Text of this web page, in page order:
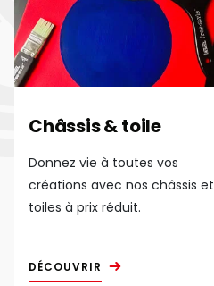
Châssis & toile
Donnez vie à toutes vos
créations avec nos châssis et
toiles à prix réduit.
DÉCOUVRIR